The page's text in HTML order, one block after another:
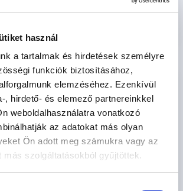
használ
a tartalmak és hirdetések személyre
funkciók biztosításához,
elemzéséhez. Ezenkívül
, hirdető- és elemező partnereinkkel
weboldalhasználatra vonatkozó
az adatokat más olyan
Ön adott meg számukra vagy az
más szolgáltatásokból gyűjtöttek.
SOPRONI BRIGITTA
Dupla gyémánt fokozatú Otthonszakértő
Piliscsaba - Bajcsy-Zsilinszky út
+36 70MUTAT